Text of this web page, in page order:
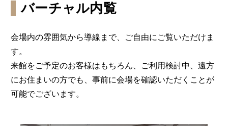
バーチャル内覧
会場内の雰囲気から導線まで、ご自由にご覧いただけま
す。
来館をご予定のお客様はもちろん、ご利用検討中、遠方
にお住まいの方でも、事前に会場を確認いただくことが
可能でございます。